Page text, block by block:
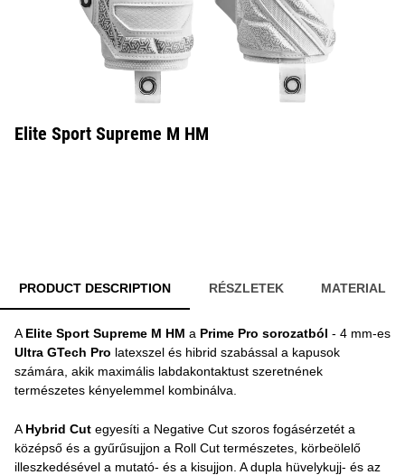
Elite Sport Supreme M HM
PRODUCT DESCRIPTION RÉSZLETEK MATERIAL
A Elite Sport Supreme M HM a Prime Pro sorozatból - 4 mm-es
Ultra GTech Pro latexszel és hibrid szabással a kapusok
számára, akik maximális labdakontaktust szeretnének
természetes kényelemmel kombinálva.
A Hybrid Cut egyesíti a Negative Cut szoros fogásérzetét a
középső és a gyűrűsujjon a Roll Cut természetes, körbeölelő
illeszkedésével a mutató- és a kisujjon. A dupla hüvelykujj- és az